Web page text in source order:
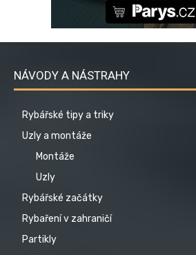
NÁVODY A NÁSTRAHY
Rybářské tipy a triky
Uzly a montáže
Montáže
Uzly
Rybářské začátky
Rybaření v zahraničí
Partikly